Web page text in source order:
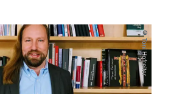
© Toni Hofreiter